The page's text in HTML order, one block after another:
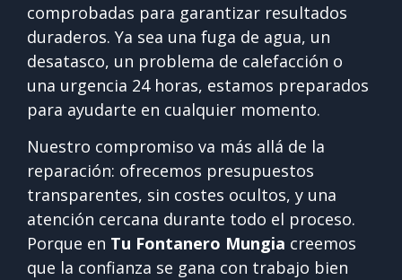
comprobadas para garantizar resultados
duraderos. Ya sea una fuga de agua, un
desatasco, un problema de calefacción o
una urgencia 24 horas, estamos preparados
para ayudarte en cualquier momento.
Nuestro compromiso va más allá de la
reparación: ofrecemos presupuestos
transparentes, sin costes ocultos, y una
atención cercana durante todo el proceso.
Porque en Tu Fontanero Mungia creemos
que la confianza se gana con trabajo bien